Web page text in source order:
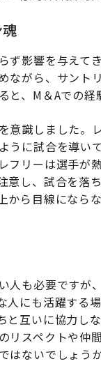
ず影響を与えて
ながら、サント
、M＆Aでの経
意識しました
に試合を導い
リーは選手が
し、試合を落
ら目線になら
人も必要ですが
にも活躍する
互いに協力し
リスペクトや仲
ないでしょうか